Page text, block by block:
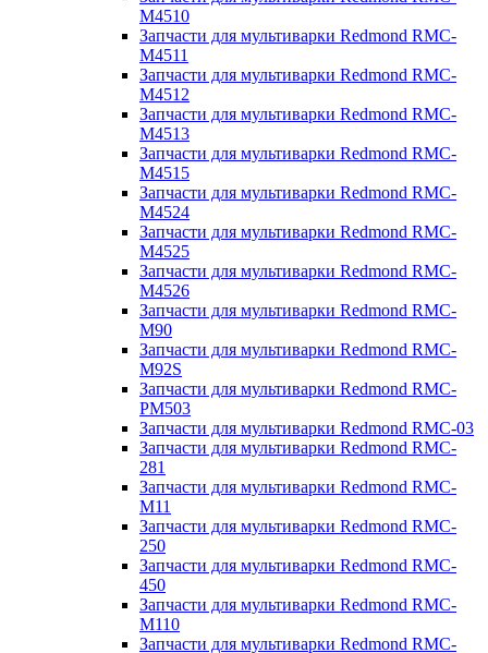
M4510
Запчасти для мультиварки Redmond RMC-
M4511
Запчасти для мультиварки Redmond RMC-
M4512
Запчасти для мультиварки Redmond RMC-
M4513
Запчасти для мультиварки Redmond RMC-
M4515
Запчасти для мультиварки Redmond RMC-
M4524
Запчасти для мультиварки Redmond RMC-
M4525
Запчасти для мультиварки Redmond RMC-
M4526
Запчасти для мультиварки Redmond RMC-
M90
Запчасти для мультиварки Redmond RMC-
M92S
Запчасти для мультиварки Redmond RMC-
PM503
Запчасти для мультиварки Redmond RMC-03
Запчасти для мультиварки Redmond RMC-
281
Запчасти для мультиварки Redmond RMC-
M11
Запчасти для мультиварки Redmond RMC-
250
Запчасти для мультиварки Redmond RMC-
450
Запчасти для мультиварки Redmond RMC-
M110
Запчасти для мультиварки Redmond RMC-